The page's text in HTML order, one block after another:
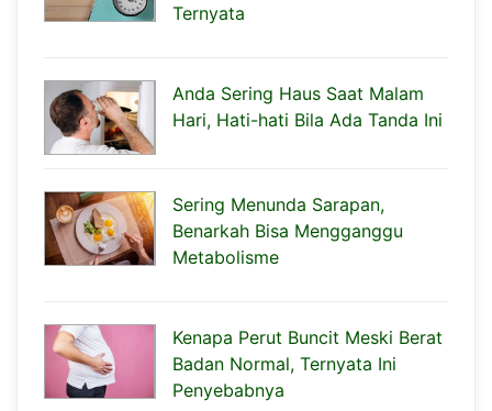
Ternyata
Anda Sering Haus Saat Malam
Hari, Hati-hati Bila Ada Tanda Ini
Sering Menunda Sarapan,
Benarkah Bisa Mengganggu
Metabolisme
Kenapa Perut Buncit Meski Berat
Badan Normal, Ternyata Ini
Penyebabnya